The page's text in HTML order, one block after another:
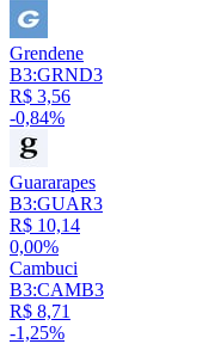
Grendene
B3:GRND3
R$ 3,56
-0,84%
Guararapes
B3:GUAR3
R$ 10,14
0,00%
Cambuci
B3:CAMB3
R$ 8,71
-1,25%